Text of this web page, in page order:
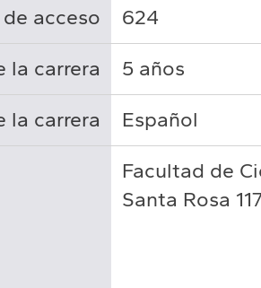
acceso 624
la carrera 5 años
la carrera Español
Facultad de
Santa Rosa